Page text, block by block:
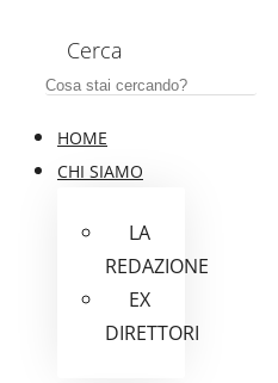
Cerca
HOME
CHI SIAMO
LA
REDAZIONE
EX
DIRETTORI